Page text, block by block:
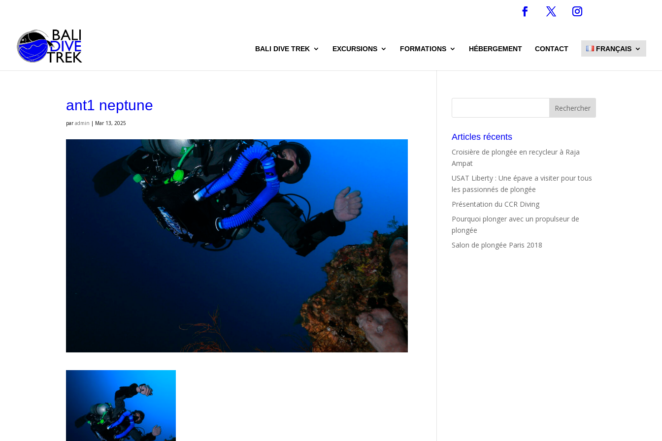
BALI DIVE TREK EXCURSIONS FORMATIONS HÉBERGEMENT CONTACT FRANÇAIS
ant1 neptune
paradmin | Mar 13, 2025
Articles récents
Croisière de plongée en recycleur à Raja
Ampat
USAT Liberty : Une épave a visiter pour tous
les passionnés de plongée
Présentation du CCR Diving
Pourquoi plonger avec un propulseur de
plongée
Salon de plongée Paris 2018